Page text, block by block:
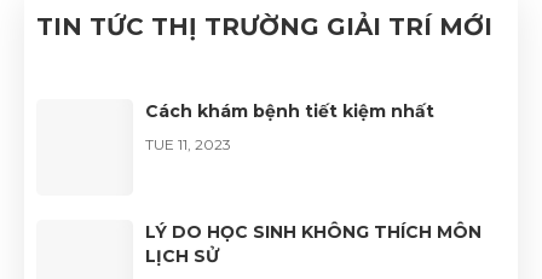
TIN TỨC THỊ TRƯỜNG GIẢI TRÍ MỚI
Cách khám bệnh tiết kiệm nhất
TUE 11, 2023
LÝ DO HỌC SINH KHÔNG THÍCH MÔN
LỊCH SỬ